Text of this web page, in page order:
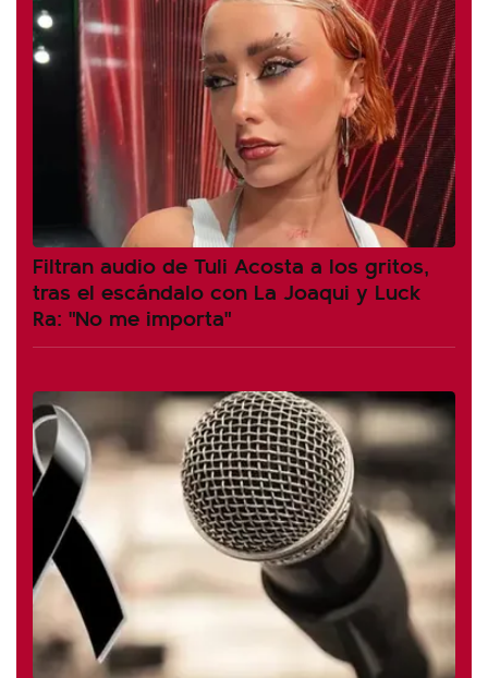
Filtran audio de Tuli Acosta a los gritos,
tras el escándalo con La Joaqui y Luck
Ra: "No me importa"